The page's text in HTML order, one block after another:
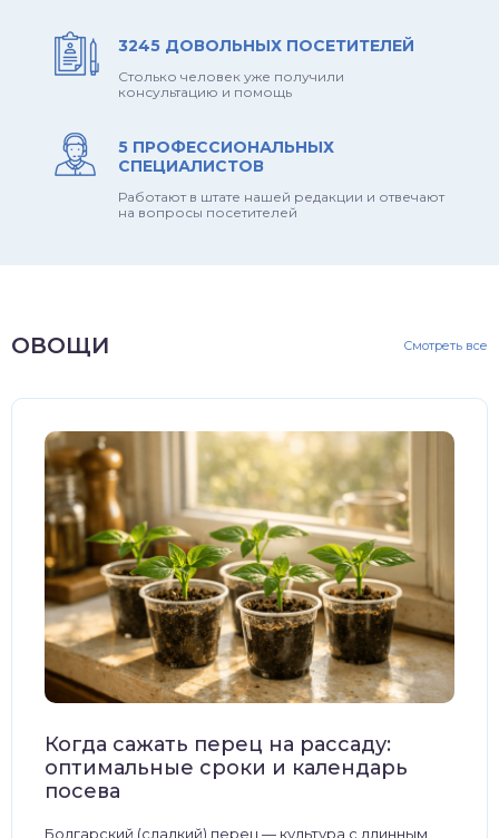
3245 ДОВОЛЬНЫХ ПОСЕТИТЕЛЕЙ
Столько человек уже получили
консультацию и помощь
5 ПРОФЕССИОНАЛЬНЫХ
СПЕЦИАЛИСТОВ
Работают в штате нашей редакции и отвечают
на вопросы посетителей
ОВОЩИ Смотреть все
Когда сажать перец на рассаду:
оптимальные сроки и календарь
посева
Болгарский (сладкий) перец — культура с длинным